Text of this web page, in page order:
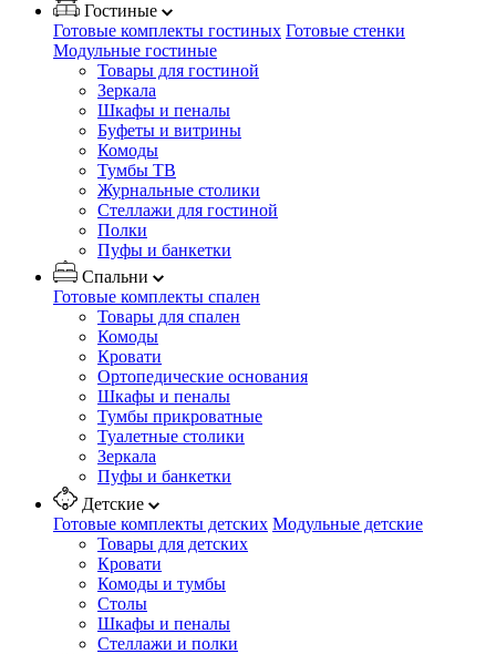
Гостиные
Готовые комплекты гостиных Готовые стенки
Модульные гостиные
Товары для гостиной
Зеркала
Шкафы и пеналы
Буфеты и витрины
Комоды
Тумбы ТВ
Журнальные столики
Стеллажи для гостиной
Полки
Пуфы и банкетки
Спальни
Готовые комплекты спален
Товары для спален
Комоды
Кровати
Ортопедические основания
Шкафы и пеналы
Тумбы прикроватные
Туалетные столики
Зеркала
Пуфы и банкетки
Детские
Готовые комплекты детских Модульные детские
Товары для детских
Кровати
Комоды и тумбы
Столы
Шкафы и пеналы
Стеллажи и полки